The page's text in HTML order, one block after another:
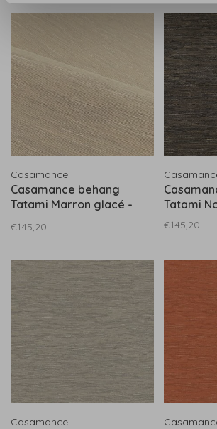
Casamance
Casamance behang
Tatami Marron glacé -
€145,20
Tatami
€145,20
Casamance